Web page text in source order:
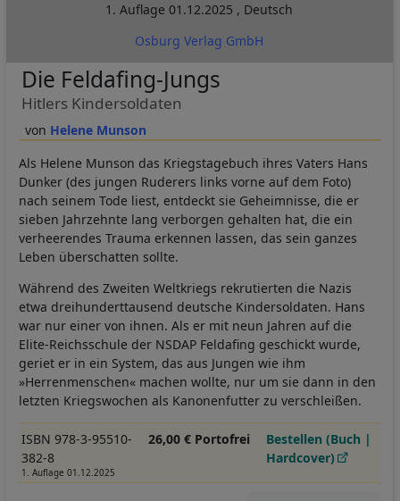
1. Auflage01.12.2025 , Deutsch
Osburg Verlag GmbH
Helene Munson
Die Feldafing-Jungs
Hitlers Kindersoldaten
Als Helene Munson das Kriegstagebuch ihres Vaters Hans
Dunker (des jungen Ruderers links vorne auf dem Foto)
nach seinem Tode liest, entdeckt sie Geheimnisse, die er
sieben Jahrzehnte lang verborgen gehalten hat, die ein
verheerendes Trauma erkennen lassen, das sein ganzes
Leben überschatten sollte.
Während des Zweiten Weltkriegs rekrutierten die Nazis
etwa dreihunderttausend deutsche Kindersoldaten. Hans
war nur einer von ihnen. Als er mit neun Jahren auf die
Elite-Reichsschule der NSDAP Feldafing geschickt wurde,
geriet er in ein System, das aus Jungen wie ihm
»Herrenmenschen« machen wollte, nur um sie dann in den
letzten Kriegswochen als Kanonenfutter zu verschleißen.
ISBN 978-3-95510-
382-8
1. Auflage 01.12.2025
26,00 € Portofrei
Bestellen (Buch |
Hardcover)